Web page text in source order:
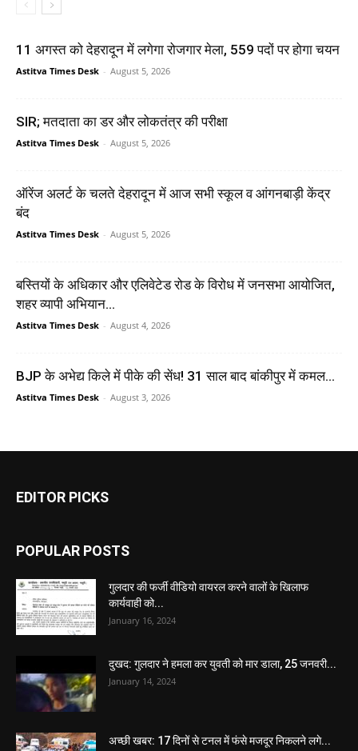
11 अगस्त को देहरादून में लगेगा रोजगार मेला, 559 पदों पर होगा चयन
Astitva Times Desk - August 5, 2026
SIR; मतदाता का डर और लोकतंत्र की परीक्षा
Astitva Times Desk - August 5, 2026
ऑरेंज अलर्ट के चलते देहरादून में आज सभी स्कूल व आंगनबाड़ी केंद्र
बंद
Astitva Times Desk - August 5, 2026
बस्तियों के अधिकार और एलिवेटेड रोड के विरोध में जनसभा आयोजित,
शहर व्यापी अभियान...
Astitva Times Desk - August 4, 2026
BJP के अभेद्य किले में पीके की सेंध! 31 साल बाद बांकीपुर में कमल...
Astitva Times Desk - August 3, 2026
EDITOR PICKS
POPULAR POSTS
गुलदार की फर्जी वीडियो वायरल करने वालों के खिलाफ
कार्यवाही को...
January 16, 2024
दुखद: गुलदार ने हमला कर युवती को मार डाला, 25 जनवरी...
January 14, 2024
अच्छी खबर: 17 दिनों से टनल में फंसे मजदूर निकलने लगे...